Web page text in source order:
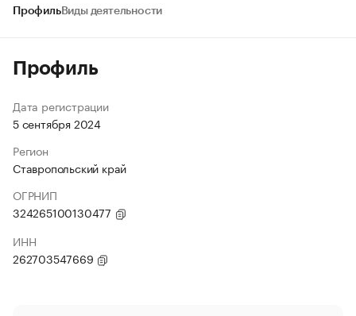
ПрофильВиды деятельности
Профиль
Дата регистрации
5 сентября 2024
Регион
Ставропольский край
ОГРНИП
324265100130477
ИНН
262703547669